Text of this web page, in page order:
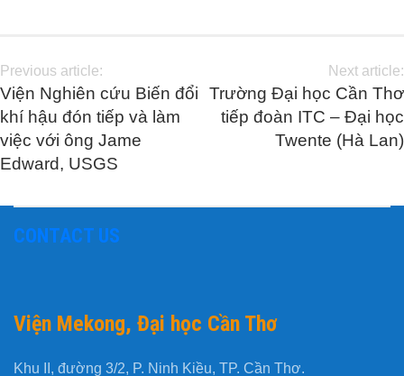
Previous article:
Viện Nghiên cứu Biến đổi
khí hậu đón tiếp và làm
việc với ông Jame
Edward, USGS
Next article:
Trường Đại học Cần Thơ
tiếp đoàn ITC – Đại học
Twente (Hà Lan)
CONTACT US
Viện Mekong, Đại học Cần Thơ
Khu II, đường 3/2, P. Ninh Kiều, TP. Cần Thơ.